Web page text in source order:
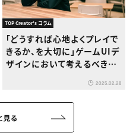
TOP Creator's コラム
「どうすれば心地よくプレイで
きるか、を大切に」ゲームUIデ
ザインにおいて考えるべきこ
室長・植田雅生氏インタビュ
ー
2025.02.28